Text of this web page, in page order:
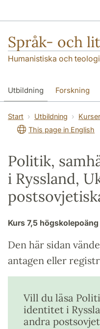
Språk- och
Humanistiska och
Utbildning Forskning
SOL-husen Kontakt
översättning till svenska
Start Utbildning Kurser
This page in English
Politik,
i Ryssland,
Kurs 7,5 högskolepoäng
Den här sidan
antagen eller
Vill du läsa
identitet i
andra